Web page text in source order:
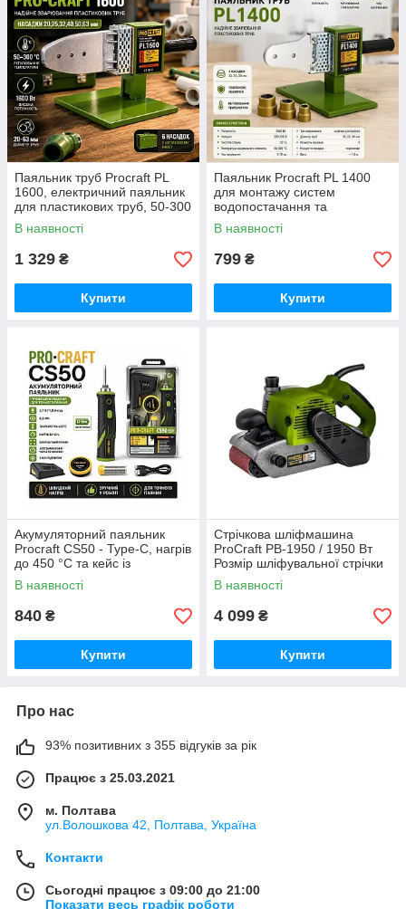
Паяльник труб Procraft PL
1600, електричний паяльник
для пластикових труб, 50-300
градусів 63 мм із насадками,
для дачі та гаража
В наявності
1 329 ₴
Купити
Паяльник Procraft PL 1400
для монтажу систем
водопостачання та
опалення, з регулюванням
температури відмінний вибір
В наявності
799 ₴
Купити
Акумуляторний паяльник
Procraft CS50 - Туре-C, нагрів
до 450 °С та кейс із
приладдям Німеччина
В наявності
840 ₴
Купити
Стрічкова шліфмашина
ProCraft PB-1950 / 1950 Вт
Розмір шліфувальної стрічки
100*610 мм Німеччина
В наявності
4 099 ₴
Купити
Про нас
93% позитивних з 355 відгуків за рік
Працює з 25.03.2021
м. Полтава
ул.Волошкова 42, Полтава, Україна
Контакти
Сьогодні працює з 09:00 до 21:00
Показати весь графік роботи